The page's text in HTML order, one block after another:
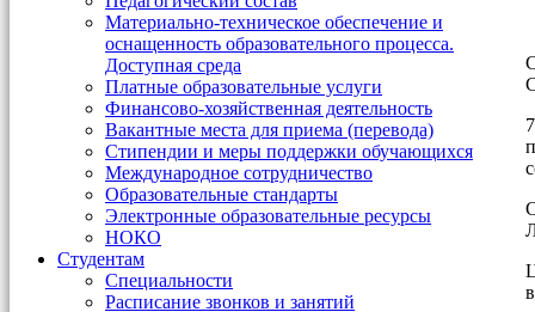
Материально-техническое обеспечение и
оснащенность образовательного процесса.
Доступная среда
Платные образовательные услуги
Финансово-хозяйственная деятельность
Вакантные места для приема (перевода)
Стипендии и меры поддержки обучающихся
Международное сотрудничество
Образовательные стандарты
Электронные образовательные ресурсы
НОКО
Студентам
Специальности
Расписание звонков и занятий